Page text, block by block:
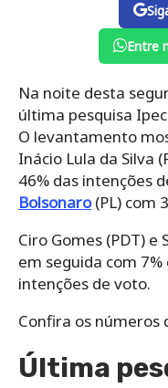
Entre
Na noite desta
última pesquisa
O levantamento
Inácio Lula da Silva
46% das intenções
Bolsonaro(PL) com
Ciro Gomes (PDT)
em seguida com
intenções de voto.
Confira os números
Última